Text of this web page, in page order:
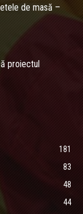
de masă –
proiectul
181
83
48
44